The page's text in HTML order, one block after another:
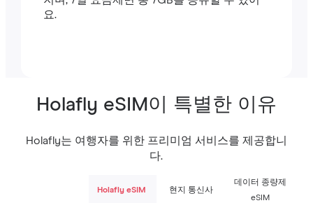
요.
Holafly eSIM이 특별한 이유
Holafly는 여행자를 위한 프리미엄 서비스를 제공합니
다.
Holafly eSIM 현지 통신사
데이터 종량제
eSIM